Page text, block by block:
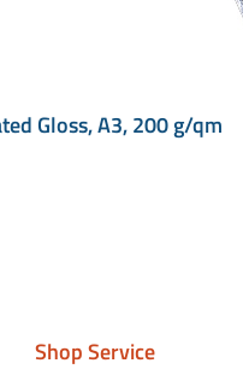
Gloss, A3, 200 g/qm
Shop Service